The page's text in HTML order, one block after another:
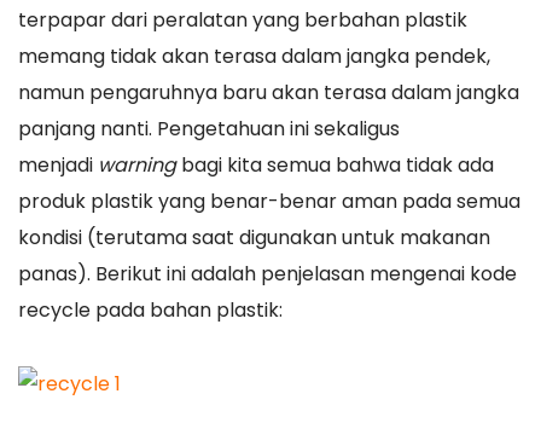
terpapar dari peralatan yang berbahan plastik
memang tidak akan terasa dalam jangka pendek,
namun pengaruhnya baru akan terasa dalam jangka
panjang nanti. Pengetahuan ini sekaligus
menjadi warningbagi kita semua bahwa tidak ada
produk plastik yang benar-benar aman pada semua
kondisi (terutama saat digunakan untuk makanan
panas). Berikut ini adalah penjelasan mengenai kode
recycle pada bahan plastik: